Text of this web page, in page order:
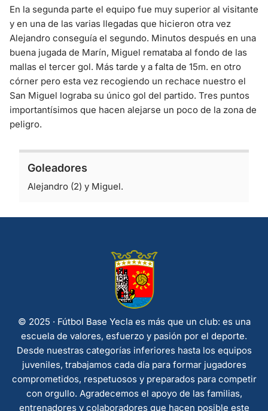
En la segunda parte el equipo fue muy superior al visitante
y en una de las varias llegadas que hicieron otra vez
Alejandro conseguía el segundo. Minutos después en una
buena jugada de Marín, Miguel remataba al fondo de las
mallas el tercer gol. Más tarde y a falta de 15m. en otro
córner pero esta vez recogiendo un rechace nuestro el
San Miguel lograba su único gol del partido. Tres puntos
importantísimos que hacen alejarse un poco de la zona de
peligro.
Goleadores
Alejandro (2) y Miguel.
© 2025 · Fútbol Base Yecla es más que un club: es una
escuela de valores, esfuerzo y pasión por el deporte.
Desde nuestras categorías inferiores hasta los equipos
juveniles, trabajamos cada día para formar jugadores
comprometidos, respetuosos y preparados para competir
con orgullo. Agradecemos el apoyo de las familias,
entrenadores y colaboradores que hacen posible este